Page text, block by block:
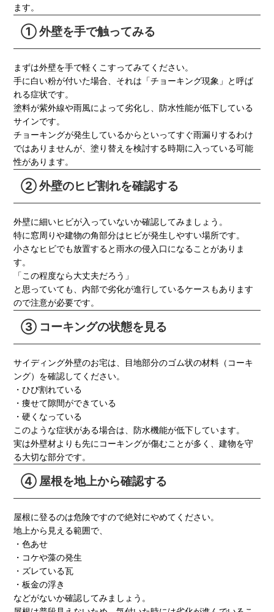
ます。
① 外壁を手で触ってみる
まずは外壁を手で軽くこすってみてください。
手に白い粉が付いた場合、それは「チョーキング現象」と呼ば
れる症状です。
塗料が紫外線や雨風によって劣化し、防水性能が低下している
サインです。
チョーキングが発生しているからといってすぐ雨漏りするわけ
ではありませんが、塗り替えを検討する時期に入っている可能
性があります。
② 外壁のヒビ割れを確認する
外壁に細いヒビが入っていないか確認してみましょう。
特に窓周りや建物の角部分はヒビが発生しやすい場所です。
小さなヒビでも放置すると雨水の侵入口になることがありま
す。
「この程度なら大丈夫だろう」
と思っていても、内部で劣化が進行しているケースもあります
ので注意が必要です。
③ コーキングの状態を見る
サイディング外壁のお宅は、目地部分のゴム状の材料（コーキ
ング）を確認してください。
・ひび割れている
・痩せて隙間ができている
・硬くなっている
このような症状がある場合は、防水機能が低下しています。
実は外壁材よりも先にコーキングが傷むことが多く、建物を守
る大切な部分です。
④ 屋根を地上から確認する
屋根に登るのは危険ですので絶対にやめてください。
地上から見える範囲で、
・色あせ
・コケや藻の発生
・ズレている瓦
・板金の浮き
などがないか確認してみましょう。